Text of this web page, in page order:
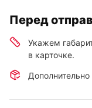
Перед
Укажем
в карточке.